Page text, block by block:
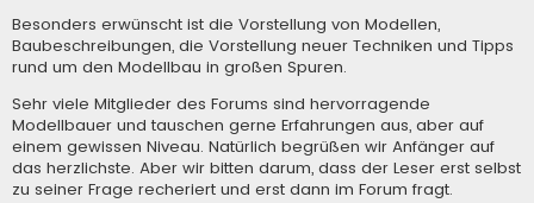
Besonders erwünscht ist die Vorstellung von Modellen,
Baubeschreibungen, die Vorstellung neuer Techniken und Tipps
rund um den Modellbau in großen Spuren.
Sehr viele Mitglieder des Forums sind hervorragende
Modellbauer und tauschen gerne Erfahrungen aus, aber auf
einem gewissen Niveau. Natürlich begrüßen wir Anfänger auf
das herzlichste. Aber wir bitten darum, dass der Leser erst selbst
zu seiner Frage recheriert und erst dann im Forum fragt.